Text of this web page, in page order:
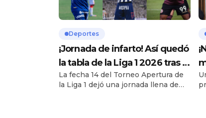
Deportes
¡Jornada de infarto! Así quedó
la tabla de la Liga 1 2026 tras la
fecha 14
La fecha 14 del Torneo Apertura de
la Liga 1 dejó una jornada llena de